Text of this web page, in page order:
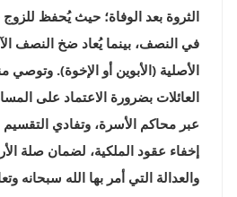
الثروة بعد الوفاة؛ حيث يُحفظ
في النصف، بينما يُعاد ضخ النصف
الأصلية (الأبوين أو الإخوة). وتوصي
العائلات بضرورة الاعتماد على
عبر محاكم الأسرة، وتفادي
إخفاء عقود الملكية، لضمان صلة
والعدالة التي أمر بها الله سبحانه